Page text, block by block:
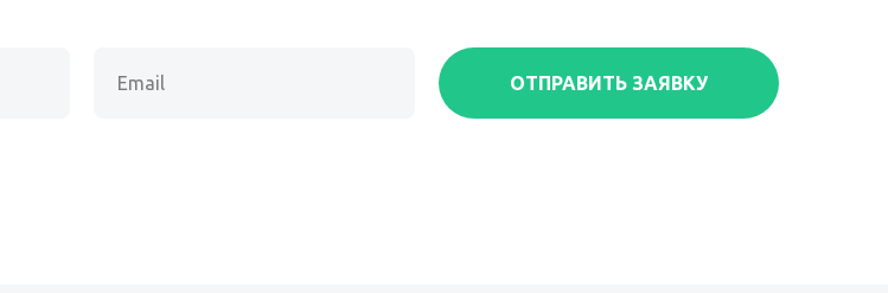
ОТПРАВИТЬ ЗАЯВКУ